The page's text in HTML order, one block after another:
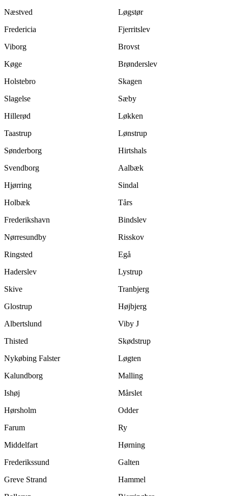
Næstved
Fredericia
Viborg
Køge
Holstebro
Slagelse
Hillerød
Taastrup
Sønderborg
Svendborg
Hjørring
Holbæk
Frederikshavn
Nørresundby
Ringsted
Haderslev
Skive
Glostrup
Albertslund
Thisted
Nykøbing Falster
Kalundborg
Ishøj
Hørsholm
Farum
Middelfart
Frederikssund
Greve Strand
Løgstør
Fjerritslev
Brovst
Brønderslev
Skagen
Sæby
Løkken
Lønstrup
Hirtshals
Aalbæk
Sindal
Tårs
Bindslev
Risskov
Egå
Lystrup
Tranbjerg
Højbjerg
Viby J
Skødstrup
Løgten
Malling
Mårslet
Odder
Ry
Hørning
Galten
Hammel